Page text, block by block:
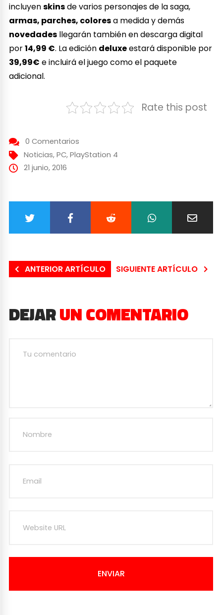
incluyenskinsde varios personajes de la saga,
armas, parches, coloresa medida y demás
novedades llegarán también en descarga digital
por14,99 €. La edición deluxeestará disponible por
39,99€ e incluirá el juego como el paquete
adicional.
Rate this post
0 Comentarios
Noticias, PC, PlayStation 4
21 junio, 2016
ANTERIOR ARTÍCULO SIGUIENTE ARTÍCULO
DEJARUN COMENTARIO
ENVIAR